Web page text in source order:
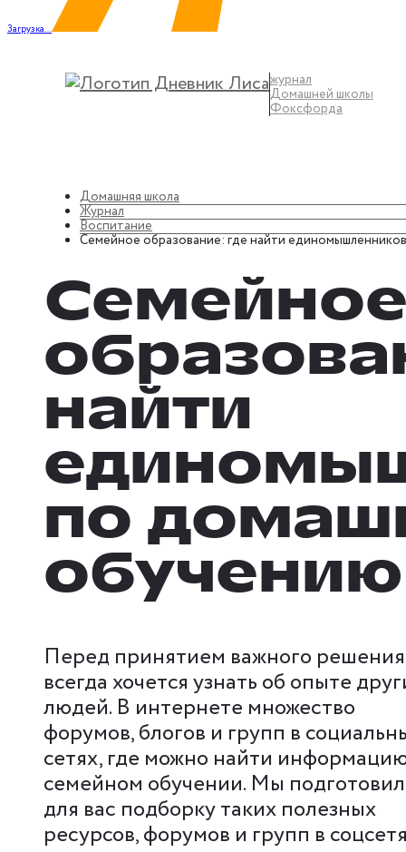
Загрузка...
журнал
Домашней школы
Фоксфорда
Домашняя школа
Журнал
Воспитание
Семейное образование: где найти
найти
по
обучению
Перед принятием важного решения
всегда хочется узнать об опыте
людей. В интернете множество
форумов, блогов и групп в
сетях, где можно найти
семейном обучении. Мы
для вас подборку таких полезных
ресурсов, форумов и групп в